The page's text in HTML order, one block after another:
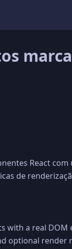
React
de
with a real
optional render